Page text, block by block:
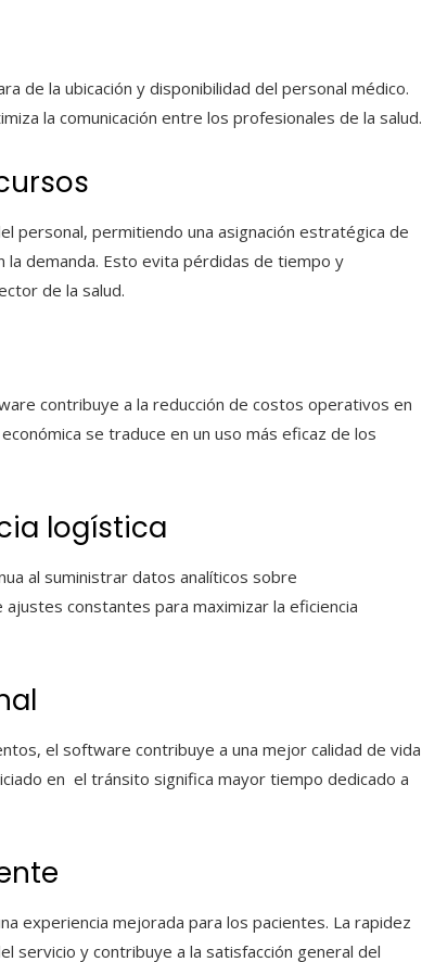
de la ubicación y disponibilidad del personal médico.
la comunicación entre los profesionales de la salud.
personal, permitiendo una asignación estratégica de
demanda. Esto evita pérdidas de tiempo y
de la salud.
contribuye a la reducción de costos operativos en
se traduce en un uso más eficaz de los
logística
al suministrar datos analíticos sobre
constantes para maximizar la eficiencia
el software contribuye a una mejor calidad de vida
en el tránsito significa mayor tiempo dedicado a
experiencia mejorada para los pacientes. La rapidez
servicio y contribuye a la satisfacción general del